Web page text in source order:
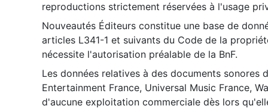
reproductions strictement réservées à l'usage
Nouveautés Éditeurs constitue une base de
articles L341-1 et suivants du Code de la
nécessite l'autorisation préalable de la BnF.
Les données relatives à des documents sonores
Entertainment France, Universal Music France,
d'aucune exploitation commerciale dès lors